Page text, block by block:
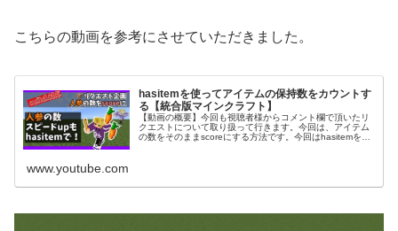
こちらの動画を参考にさせていただきました。
hasitemを使ってアイテムの保持数をカウントす
る【統合版マインクラフト】
【動画の概要】今回も視聴者様からコメント欄で頂いたリ
クエストについて取り扱って行きます。今回は、アイテム
の数をそのままscoreにする方法です。今回はhasitemを使
www.youtube.com